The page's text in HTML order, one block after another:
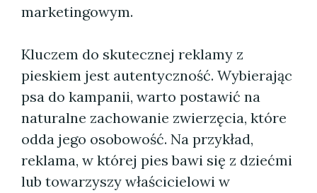
marketingowym.
Kluczem do skutecznej reklamy z
pieskiem jest autentyczność. Wybierając
psa do kampanii, warto postawić na
naturalne zachowanie zwierzęcia, które
odda jego osobowość. Na przykład,
reklama, w której pies bawi się z dziećmi
lub towarzyszy właścicielowi w